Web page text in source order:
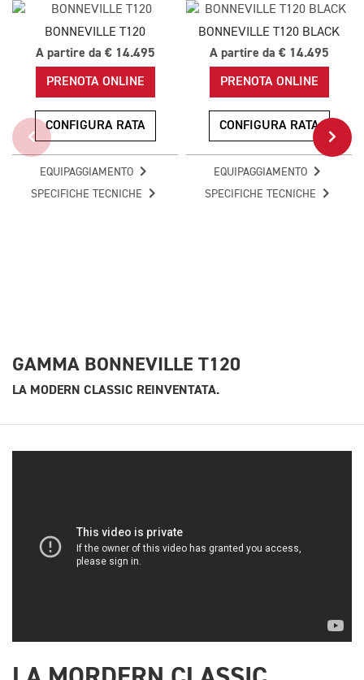
BONNEVILLE T120
A partire da € 14.495
PRENOTA ONLINE
CONFIGURA RATA
EQUIPAGGIAMENTO
SPECIFICHE TECNICHE
BONNEVILLE T120 BLACK
A partire da € 14.495
PRENOTA ONLINE
CONFIGURA RATA
EQUIPAGGIAMENTO
SPECIFICHE TECNICHE
GAMMA BONNEVILLE T120
LA MODERN CLASSIC REINVENTATA.